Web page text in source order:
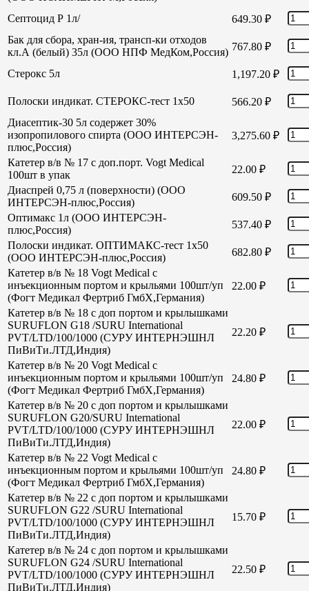
Септоцид Р 1л/
649.30 ₽
Бак для сбора, хран-ия, трансп-ки отходов
кл.А (белый) 35л (ООО НПФ МедКом,Россия) 767.80 ₽
Стерокс 5л 1,197.20 ₽
Полоски индикат. СТЕРОКС-тест 1х50 566.20 ₽
Диасептик-30 5л содержет 30%
изопропилового спирта (ООО ИНТЕРСЭН-
плюс,Россия)
3,275.60 ₽
Катетер в/в № 17 с доп.порт. Vogt Medical
100шт в упак
22.00 ₽
Диаспрей 0,75 л (поверхности) (ООО
ИНТЕРСЭН-плюс,Россия)
609.50 ₽
Оптимакс 1л (ООО ИНТЕРСЭН-
плюс,Россия)
537.40 ₽
Полоски индикат. ОПТИМАКС-тест 1х50
(ООО ИНТЕРСЭН-плюс,Россия)
682.80 ₽
Катетер в/в № 18 Vogt Medical с
инъекционным портом и крыльями 100шт/уп
(Фогт Медикал Фертриб ГмбХ,Германия)
22.00 ₽
Катетер в/в № 18 с доп портом и крылышками
SURUFLON G18 /SURU International
PVT/LTD/100/1000 (СУРУ ИНТЕРНЭШНЛ
ПиВиТи.ЛТД,Индия)
22.20 ₽
Катетер в/в № 20 Vogt Medical с
инъекционным портом и крыльями 100шт/уп
(Фогт Медикал Фертриб ГмбХ,Германия)
24.80 ₽
Катетер в/в № 20 с доп портом и крылышками
SURUFLON G20/SURU International
PVT/LTD/100/1000 (СУРУ ИНТЕРНЭШНЛ
ПиВиТи.ЛТД,Индия)
22.00 ₽
Катетер в/в № 22 Vogt Medical с
инъекционным портом и крыльями 100шт/уп
(Фогт Медикал Фертриб ГмбХ,Германия)
24.80 ₽
Катетер в/в № 22 с доп портом и крылышками
SURUFLON G22 /SURU International
PVT/LTD/100/1000 (СУРУ ИНТЕРНЭШНЛ
ПиВиТи.ЛТД,Индия)
15.70 ₽
Катетер в/в № 24 с доп портом и крылышками
SURUFLON G24 /SURU International
PVT/LTD/100/1000 (СУРУ ИНТЕРНЭШНЛ
ПиВиТи.ЛТД,Индия)
22.50 ₽